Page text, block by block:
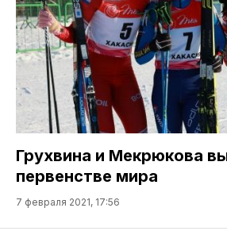
Грухвина и Мекрюкова
первенстве мира
7 февраля 2021, 17:56